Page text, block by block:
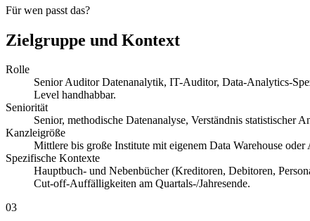
Für wen passt das?
Zielgruppe und Kontext
Rolle
Senior Auditor Datenanalytik, IT-Auditor, Data-Analytics-
Level handhabbar.
Seniorität
Senior, methodische Datenanalyse, Verständnis
Kanzleigröße
Mittlere bis große Institute mit eigenem Data Warehouse
Spezifische Kontexte
Hauptbuch- und Nebenbücher (Kreditoren, Debitoren,
Cut-off-Auffälligkeiten am Quartals-/Jahresende.
03